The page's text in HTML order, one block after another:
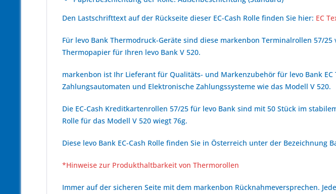
Den Lastschrifttext auf der Rückseite dieser EC-Cash Rolle finden Sie hier: EC
Für levo Bank Thermodruck-Geräte sind diese markenbon Terminalrollen 57/
Thermopapier für Ihren levo Bank V 520.
markenbon ist Ihr Lieferant für Qualitäts- und Markenzubehör für levo Bank
Zahlungsautomaten und Elektronische Zahlungssysteme wie das Modell V 520.
Die EC-Cash Kreditkartenrollen 57/25 für levo Bank sind mit 50 Stück im
Rolle für das Modell V 520 wiegt 76g.
Diese levo Bank EC-Cash Rolle finden Sie in Österreich unter der Bezeichnung
*Hinweise zur Produkthaltbarkeit von Thermorollen
Immer auf der sicheren Seite mit dem markenbon Rücknahmeversprechen.